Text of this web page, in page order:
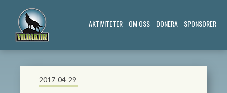
AKTIVITETER OM OSS DONERA SPONSORER
2017-04-29